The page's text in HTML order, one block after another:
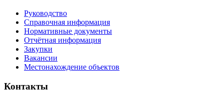
Руководство
Справочная информация
Нормативные документы
Отчётная информация
Закупки
Вакансии
Местонахождение объектов
Контакты